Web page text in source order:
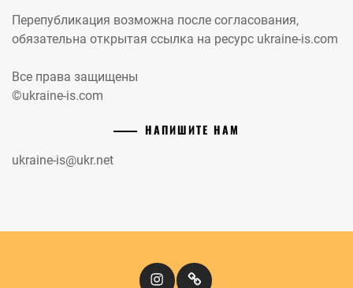
Перепубликация возможна после согласования,
обязательна открытая ссылка на ресурс ukraine-is.com
Все права защищены
©ukraine-is.com
НАПИШИТЕ НАМ
ukraine-is@ukr.net
InstagramКіномандри